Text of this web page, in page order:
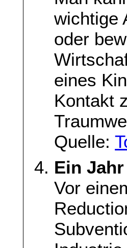
wichtige
oder
eines
Kontakt
Quelle:
Ein
Vor